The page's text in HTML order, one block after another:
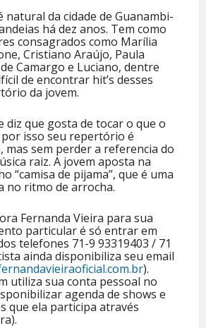
natural da cidade de Guanambi-
há dez anos. Tem como
consagrados como Marília
Cristiano Araújo, Paula
Camargo e Luciano, dentre
de encontrar hit’s desses
da jovem.
diz que gosta de tocar o que o
isso seu repertório é
mas sem perder a referencia do
raiz. A jovem aposta na
“camisa de pijama”, que é uma
no ritmo de arrocha.
Fernanda Vieira para sua
particular é só entrar em
telefones 71-9 93319403 / 71
ainda disponibiliza seu email
).
utiliza sua conta pessoal no
agenda de shows e
que ela participa através